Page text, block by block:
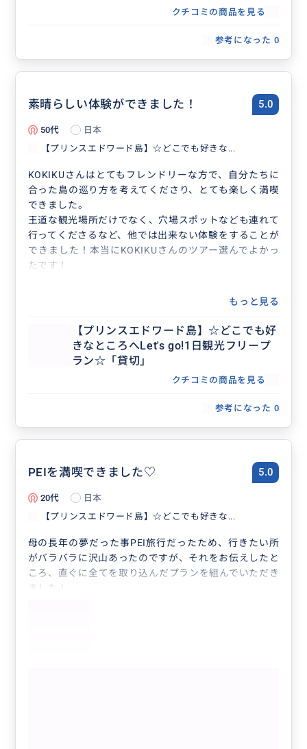
クチコミの商品を見る
参考になった 0
素晴らしい体験ができました！ 5.0
50代
日本
【プリンスエドワード島】☆どこでも好きな...
KOKIKUさんはとてもフレンドリーな方で、自分たちに
合った島の巡り方を考えてくださり、とても楽しく満喫
できました。
王道な観光場所だけでなく、穴場スポットなども連れて
行ってくださるなど、他では出来ない体験をすることが
できました！本当にKOKIKUさんのツアー選んでよかっ
たです！
もっと見る
【プリンスエドワード島】☆どこでも好
きなところへLet's go!1日観光フリープ
ラン☆「貸切」
クチコミの商品を見る
参考になった 0
PEIを満喫できました♡ 5.0
20代
日本
【プリンスエドワード島】☆どこでも好きな...
母の長年の夢だった事PEI旅行だったため、行きたい所
がバラバラに沢山あったのですが、それをお伝えしたと
ころ、直ぐに全てを取り込んだプランを組んでいただき
ました！